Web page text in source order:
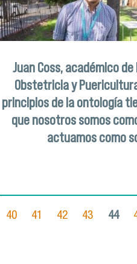
Juan Coss, académico
Obstetricia y
principios de la ontología
que nosotros somos
actuamos como
40 41 42 43 44